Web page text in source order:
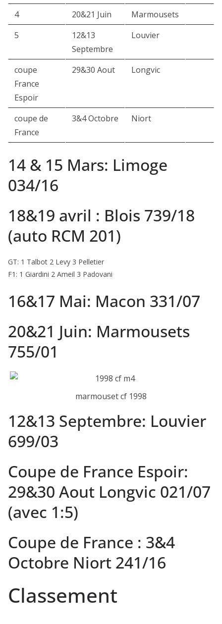
4
20&21 Juin
Marmousets
5
12&13
Septembre
Louvier
coupe
France
Espoir
29&30 Aout Longvic
coupe de
France
3&4 Octobre Niort
14 & 15 Mars: Limoge
034/16
18&19 avril : Blois 739/18
(auto RCM 201)
GT: 1 Talbot 2 Levy 3 Pelletier
F1: 1 Giardini 2 Ameil 3 Padovani
16&17 Mai: Macon 331/07
20&21 Juin: Marmousets
755/01
marmouset cf 1998
12&13 Septembre: Louvier
699/03
Coupe de France Espoir:
29&30 Aout Longvic 021/07
(avec 1:5)
Coupe de France : 3&4
Octobre Niort 241/16
Classement